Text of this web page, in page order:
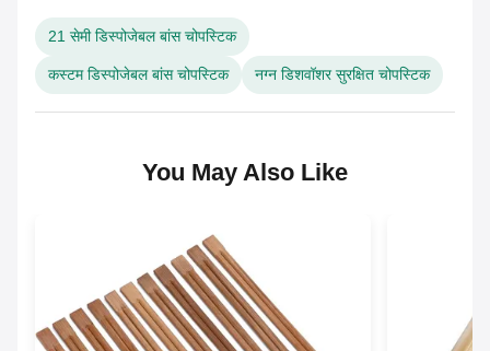
21 सेमी डिस्पोजेबल बांस चोपस्टिक
कस्टम डिस्पोजेबल बांस चोपस्टिक नग्न डिशवॉशर सुरक्षित चोपस्टिक
You May Also Like